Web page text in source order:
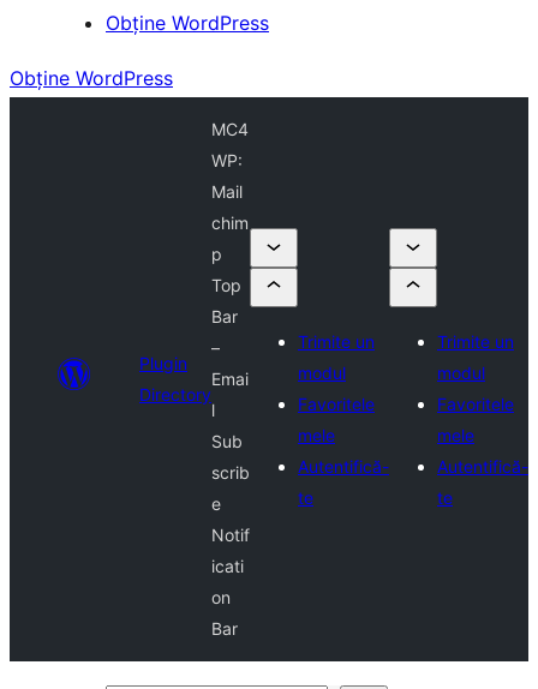
Obține WordPress
Obține WordPress
Plugin
Directory
MC4
WP:
Mail
chim
p
Top
Bar
–
Emai
l
Sub
scrib
e
Notif
icati
on
Bar
Trimite un
modul
Favoritele
mele
Autentifică-
te
Trimite un
modul
Favoritele
mele
Autentifică-
te